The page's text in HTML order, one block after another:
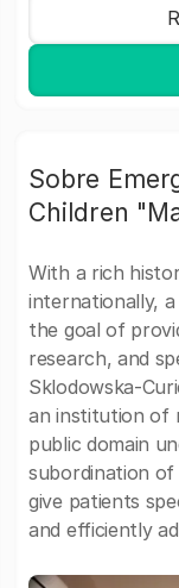
Sobre
Children
With a rich
internationally,
the goal of
research, and
Sklodowska-
an institution of
public domain
subordination
give patients
and efficiently